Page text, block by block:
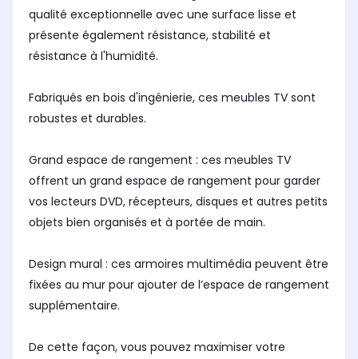
qualité exceptionnelle avec une surface lisse et
présente également résistance, stabilité et
résistance à l'humidité.
Fabriqués en bois d'ingénierie, ces meubles TV sont
robustes et durables.
Grand espace de rangement : ces meubles TV
offrent un grand espace de rangement pour garder
vos lecteurs DVD, récepteurs, disques et autres petits
objets bien organisés et à portée de main.
Design mural : ces armoires multimédia peuvent être
fixées au mur pour ajouter de l’espace de rangement
supplémentaire.
De cette façon, vous pouvez maximiser votre